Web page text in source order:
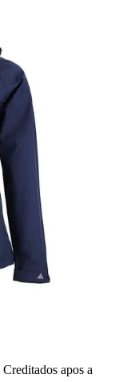
Creditados apos a